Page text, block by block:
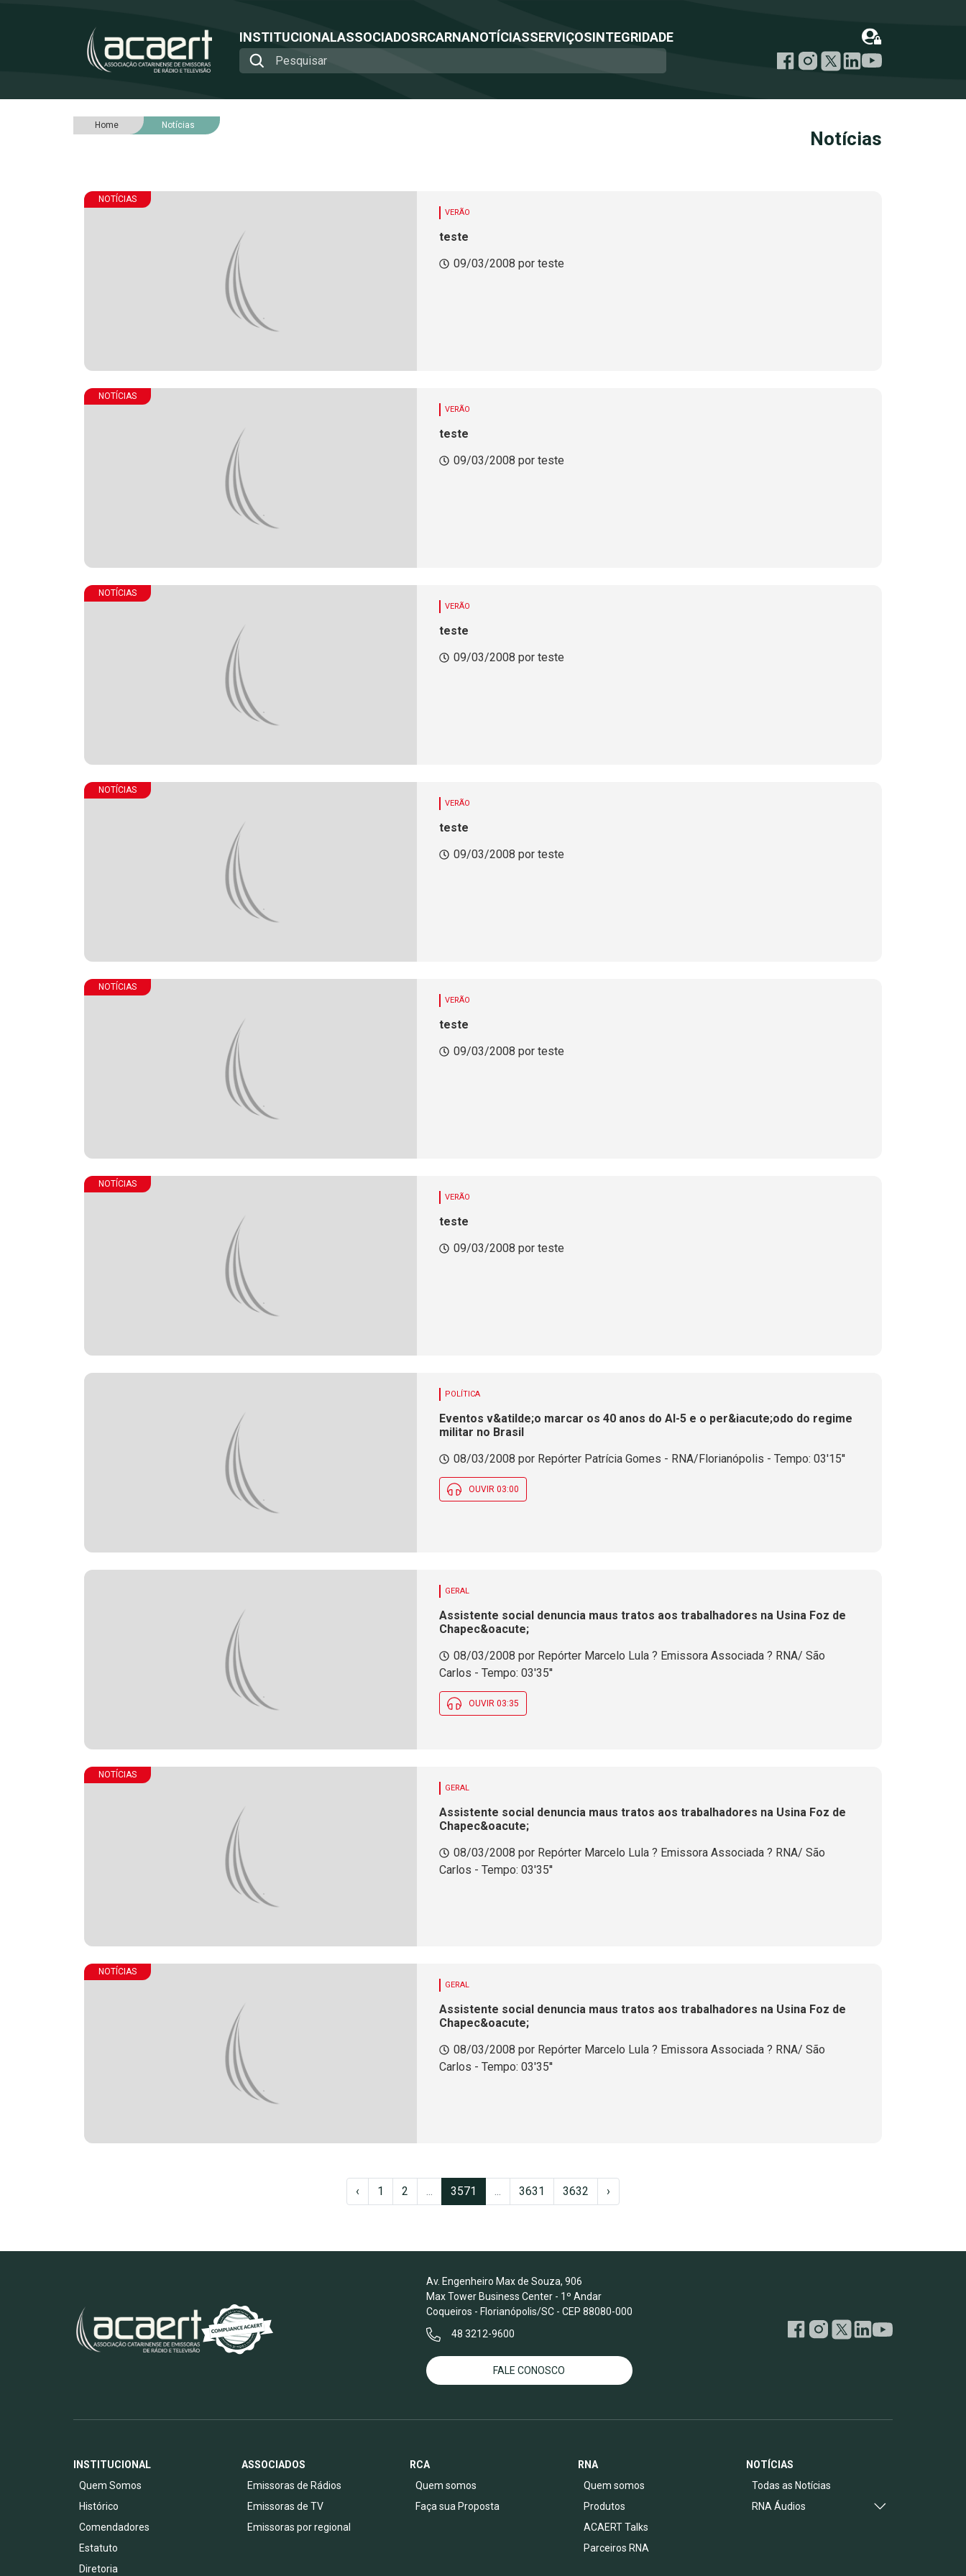
INSTITUCIONALASSOCIADOSRCARNANOTÍCIASSERVIÇOSINTEGRIDADE
Home Notícias
Notícias
NOTÍCIAS
VERÃO
teste
09/03/2008 por teste
NOTÍCIAS
VERÃO
teste
09/03/2008 por teste
NOTÍCIAS
VERÃO
teste
09/03/2008 por teste
NOTÍCIAS
VERÃO
teste
09/03/2008 por teste
NOTÍCIAS
VERÃO
teste
09/03/2008 por teste
NOTÍCIAS
VERÃO
teste
09/03/2008 por teste
POLÍTICA
Eventos v&atilde;o marcar os 40 anos do AI-5 e o per&iacute;odo do regime
militar no Brasil
08/03/2008 por Repórter Patrícia Gomes - RNA/Florianópolis - Tempo: 03'15''
OUVIR 03:00
GERAL
Assistente social denuncia maus tratos aos trabalhadores na Usina Foz de
Chapec&oacute;
08/03/2008 por Repórter Marcelo Lula ? Emissora Associada ? RNA/ São
Carlos - Tempo: 03'35''
OUVIR 03:35
NOTÍCIAS
GERAL
Assistente social denuncia maus tratos aos trabalhadores na Usina Foz de
Chapec&oacute;
08/03/2008 por Repórter Marcelo Lula ? Emissora Associada ? RNA/ São
Carlos - Tempo: 03'35''
NOTÍCIAS
GERAL
Assistente social denuncia maus tratos aos trabalhadores na Usina Foz de
Chapec&oacute;
08/03/2008 por Repórter Marcelo Lula ? Emissora Associada ? RNA/ São
Carlos - Tempo: 03'35''
‹ 1 2 ... 3571 ... 3631 3632 ›
Av. Engenheiro Max de Souza, 906
Max Tower Business Center - 1º Andar
Coqueiros - Florianópolis/SC - CEP 88080-000
48 3212-9600
FALE CONOSCO
INSTITUCIONAL
Quem Somos
Histórico
Comendadores
Estatuto
Diretoria
ASSOCIADOS
Emissoras de Rádios
Emissoras de TV
Emissoras por regional
RCA
Quem somos
Faça sua Proposta
RNA
Quem somos
Produtos
ACAERT Talks
Parceiros RNA
NOTÍCIAS
Todas as Notícias
RNA Áudios